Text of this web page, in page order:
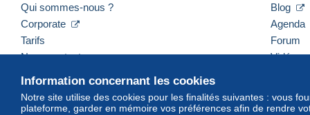
Information concernant les cookies
Notre site utilise des cookies pour les finalités suivantes : vous
plateforme, garder en mémoire vos préférences afin de rendre
Qui sommes-nous ?
Corporate
Tarifs
Nous contacter
Blog
Agenda
Forum
Vidéos
Français USD America/Indiana/Vevay